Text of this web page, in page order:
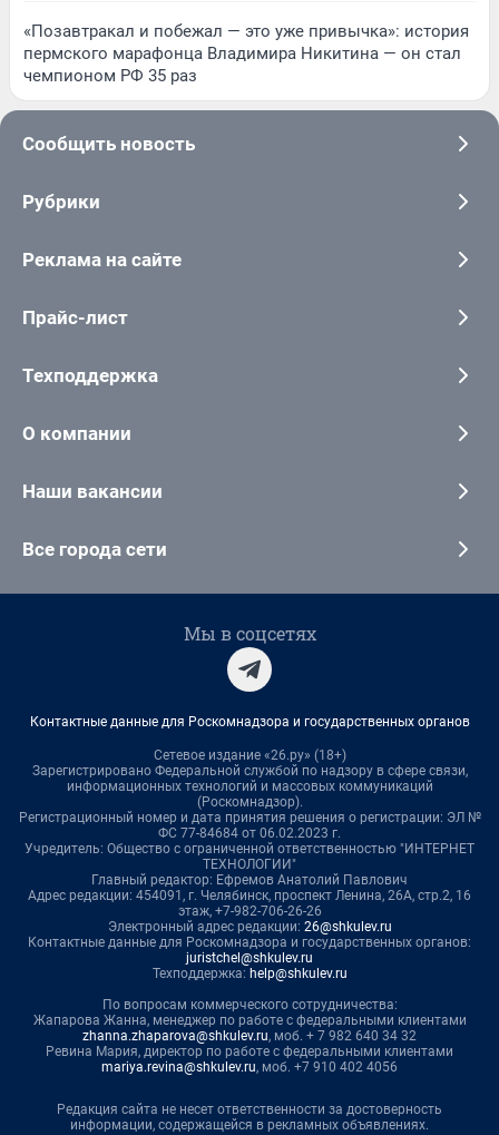
«Позавтракал и побежал — это уже привычка»: история
пермского марафонца Владимира Никитина — он стал
чемпионом РФ 35 раз
Сообщить новость
Рубрики
Реклама на сайте
Прайс-лист
Техподдержка
О компании
Наши вакансии
Все города сети
Мы в соцсетях
Контактные данные для Роскомнадзора и государственных органов
Сетевое издание «26.ру» (18+)
Зарегистрировано Федеральной службой по надзору в сфере связи,
информационных технологий и массовых коммуникаций
(Роскомнадзор).
Регистрационный номер и дата принятия решения о регистрации: ЭЛ №
ФС 77-84684 от 06.02.2023 г.
Учредитель: Общество с ограниченной ответственностью "ИНТЕРНЕТ
ТЕХНОЛОГИИ"
Главный редактор: Ефремов Анатолий Павлович
Адрес редакции: 454091, г. Челябинск, проспект Ленина, 26А, стр.2, 16
этаж, +7-982-706-26-26
Электронный адрес редакции: 26@shkulev.ru
Контактные данные для Роскомнадзора и государственных органов:
juristchel@shkulev.ru
Техподдержка: help@shkulev.ru
По вопросам коммерческого сотрудничества:
Жапарова Жанна, менеджер по работе с федеральными клиентами
zhanna.zhaparova@shkulev.ru, моб. + 7 982 640 34 32
Ревина Мария, директор по работе с федеральными клиентами
mariya.revina@shkulev.ru, моб. +7 910 402 4056
Редакция сайта не несет ответственности за достоверность
информации, содержащейся в рекламных объявлениях.